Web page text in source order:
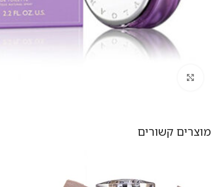
מוצרים קשורים